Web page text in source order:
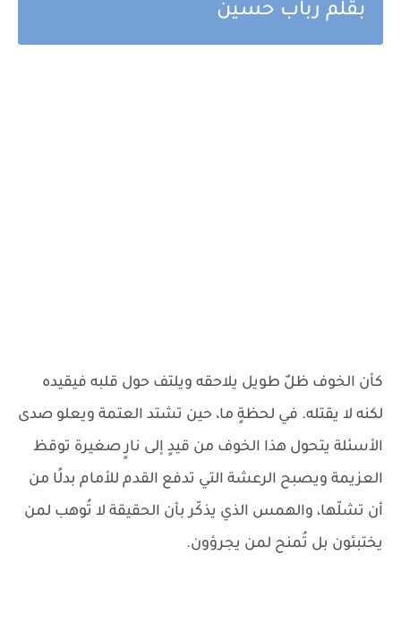
بقلم رباب حسين
كأن الخوف ظلٌ طويل يلاحقه ويلتف حول قلبه فيقيده
لكنه لا يقتله. في لحظةٍ ما، حين تشتد العتمة ويعلو صدى
الأسئلة يتحول هذا الخوف من قيدٍ إلى نارٍ صغيرة توقظ
العزيمة ويصبح الرعشة التي تدفع القدم للأمام بدلًا من
أن تشلّها، والهمس الذي يذكّر بأن الحقيقة لا تُوهب لمن
يختبئون بل تُمنح لمن يجرؤون.